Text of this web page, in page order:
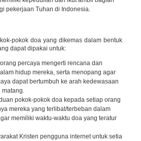
pekerjaan Tuhan di Indonesia.
pokok doa yang dikemas dalam bentuk
dapat dipakai untuk:
percaya mengerti rencana dan
hidup mereka, serta menopang agar
dapat bertumbuh ke arah kedewasaan
matang.
pokok-pokok doa kepada setiap orang
mereka yang terlibat/terbeban dalam
memiliki waktu-waktu doa yang teratur
Kristen pengguna internet untuk setia